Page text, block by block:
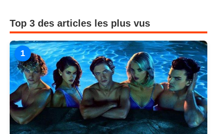
Top 3 des articles les plus vus
1